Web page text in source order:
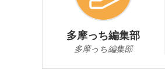
多摩っち編集部
多摩っち編集部